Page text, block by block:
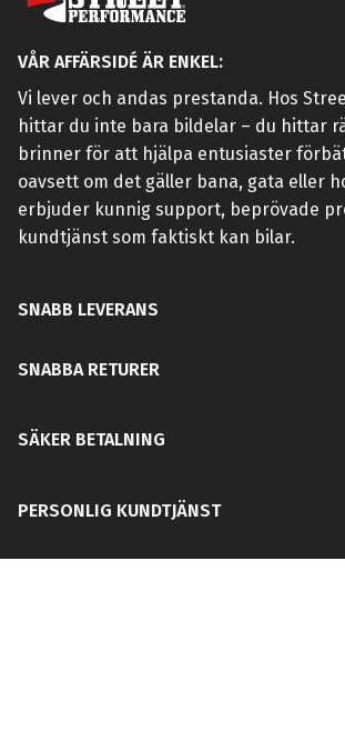
VÅR AFFÄRSIDÉ ÄR ENKEL:
Vi lever och andas prestanda. Hos
hittar du inte bara bildelar – du hittar
brinner för att hjälpa entusiaster
oavsett om det gäller bana, gata eller
erbjuder kunnig support, beprövade
kundtjänst som faktiskt kan bilar.
SNABB LEVERANS
SNABBA RETURER
SÄKER BETALNING
PERSONLIG KUNDTJÄNST